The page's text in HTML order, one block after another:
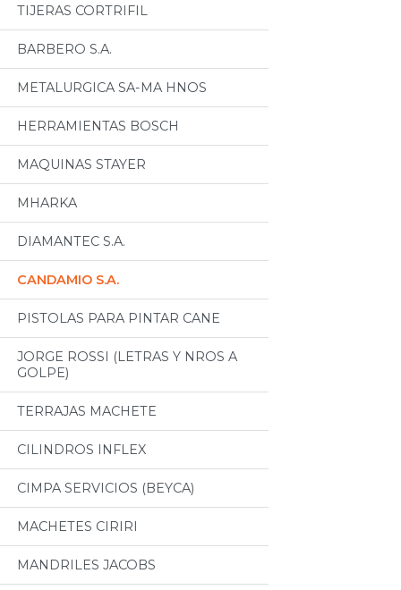
TIJERAS CORTRIFIL
BARBERO S.A.
METALURGICA SA-MA HNOS
HERRAMIENTAS BOSCH
MAQUINAS STAYER
MHARKA
DIAMANTEC S.A.
CANDAMIO S.A.
PISTOLAS PARA PINTAR CANE
JORGE ROSSI (LETRAS Y NROS A
GOLPE)
TERRAJAS MACHETE
CILINDROS INFLEX
CIMPA SERVICIOS (BEYCA)
MACHETES CIRIRI
MANDRILES JACOBS